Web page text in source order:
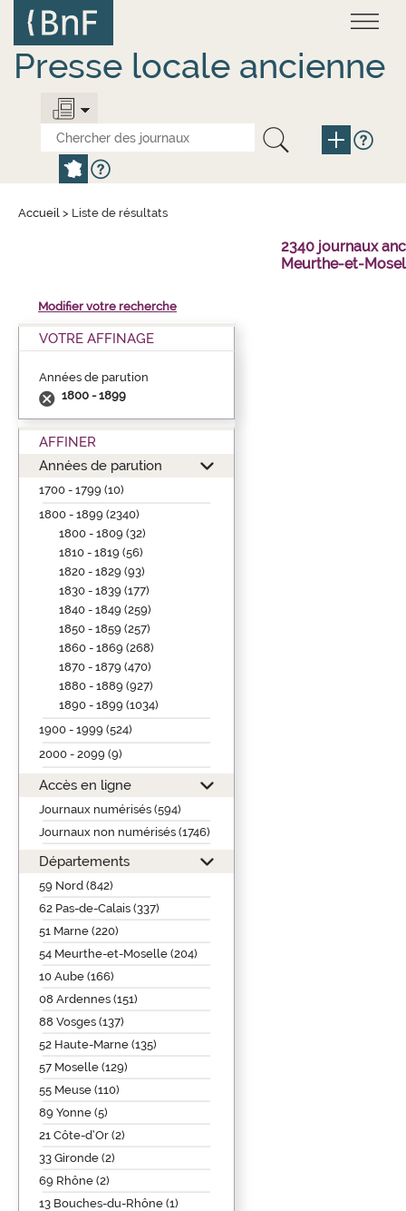
contenu
principal
Presse locale ancienne
Accueil > Liste de résultats
2340 journaux
Meurthe-et-
Modifier votre recherche
VOTRE AFFINAGE
Années de parution
1800 - 1899
AFFINER
Années de parution
1700 - 1799 (10)
1800 - 1899 (2340)
1800 - 1809 (32)
1810 - 1819 (56)
1820 - 1829 (93)
1830 - 1839 (177)
1840 - 1849 (259)
1850 - 1859 (257)
1860 - 1869 (268)
1870 - 1879 (470)
1880 - 1889 (927)
1890 - 1899 (1034)
1900 - 1999 (524)
2000 - 2099 (9)
Accès en ligne
Journaux numérisés (594)
Journaux non numérisés (1746)
Départements
59 Nord (842)
62 Pas-de-Calais (337)
51 Marne (220)
54 Meurthe-et-Moselle (204)
10 Aube (166)
08 Ardennes (151)
88 Vosges (137)
52 Haute-Marne (135)
57 Moselle (129)
55 Meuse (110)
89 Yonne (5)
21 Côte-d’Or (2)
33 Gironde (2)
69 Rhône (2)
13 Bouches-du-Rhône (1)
Panneau de gestion des cookies